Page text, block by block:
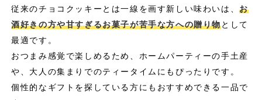
従来のチョコクッキーとは一線を画す新しい味わいは、お
酒好きの方や甘すぎるお菓子が苦手な方への贈り物として
最適です。
おつまみ感覚で楽しめるため、ホームパーティーの手土産
や、大人の集まりでのティータイムにもぴったりです。
個性的なギフトを探している方にもおすすめできる一品で